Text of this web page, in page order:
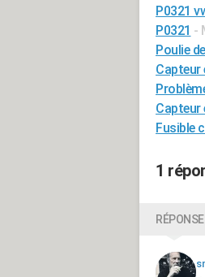
P0321
P0321 -
Poulie
Capteur
Capteur
Fusible
1